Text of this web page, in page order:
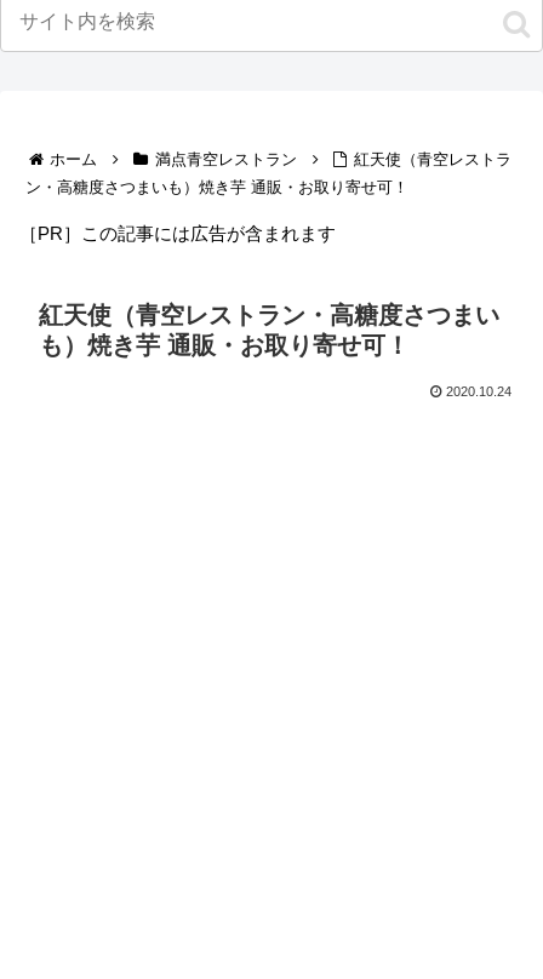
ホーム 満点青空レストラン
紅天使（青空レストラ
ン・高糖度さつまいも）焼き芋 通販・お取り寄せ可！
［PR］この記事には広告が含まれます
紅天使（青空レストラン・高糖度さつまい
も）焼き芋 通販・お取り寄せ可！
2020.10.24